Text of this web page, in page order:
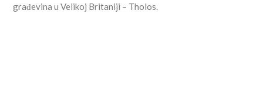
građevina u Velikoj Britaniji – Tholos.